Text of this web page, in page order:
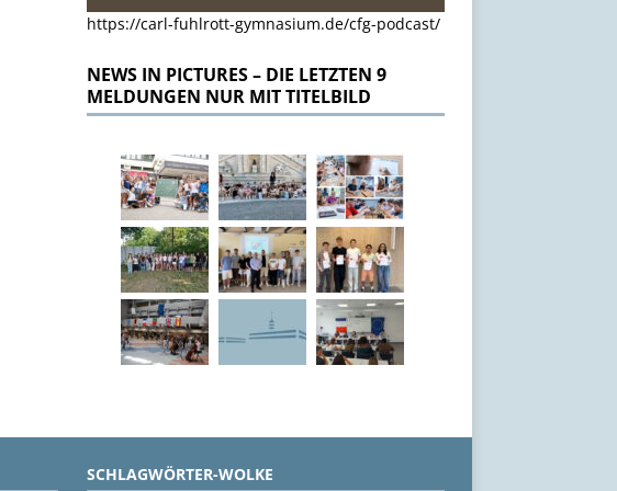
https://carl-fuhlrott-gymnasium.de/cfg-podcast/
NEWS IN PICTURES – DIE LETZTEN 9
MELDUNGEN NUR MIT TITELBILD
SCHLAGWÖRTER-WOLKE